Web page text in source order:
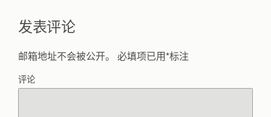
发表评论
邮箱地址不会被公开。 必填项已用*标注
评论